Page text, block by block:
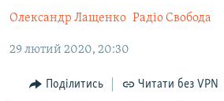
Перейти
до
ПОГЛЯД
ІНТЕРВ'Ю
ВСЕ ЗА ДЕНЬ
Олександр Лащенко Радіо Свобода
29 лютий 2020, 20:30
Поділитись Читати без VPN